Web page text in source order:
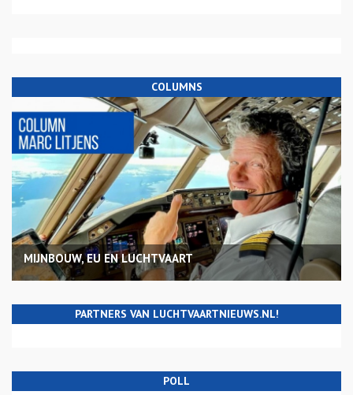
COLUMNS
MIJNBOUW, EU EN LUCHTVAART
PARTNERS VAN LUCHTVAARTNIEUWS.NL!
POLL